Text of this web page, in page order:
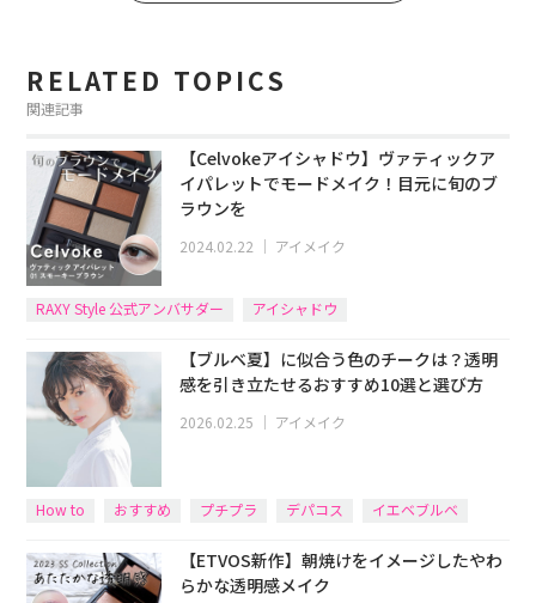
RELATED TOPICS
関連記事
【Celvokeアイシャドウ】ヴァティックア
イパレットでモードメイク！目元に旬のブ
ラウンを
2024.02.22 ｜ アイメイク
RAXY Style 公式アンバサダー アイシャドウ
【ブルベ夏】に似合う色のチークは？透明
感を引き立たせるおすすめ10選と選び方
2026.02.25 ｜ アイメイク
How to おすすめ プチプラ デパコス イエベブルベ
【ETVOS新作】朝焼けをイメージしたやわ
らかな透明感メイク